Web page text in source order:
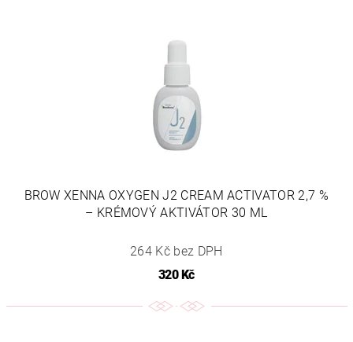
BROW XENNA OXYGEN J2 CREAM ACTIVATOR 2,7 %
– KRÉMOVÝ AKTIVÁTOR 30 ML
264 Kč bez DPH
320 Kč